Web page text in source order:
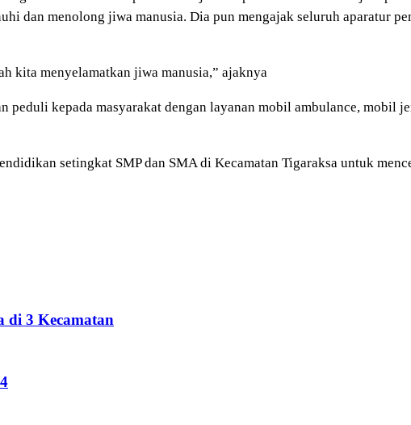
dan menolong jiwa manusia. Dia pun mengajak seluruh aparatur
kita menyelamatkan jiwa manusia,” ajaknya
peduli kepada masyarakat dengan layanan mobil ambulance, mobil
setingkat SMP dan SMA di Kecamatan Tigaraksa untuk
di 3 Kecamatan